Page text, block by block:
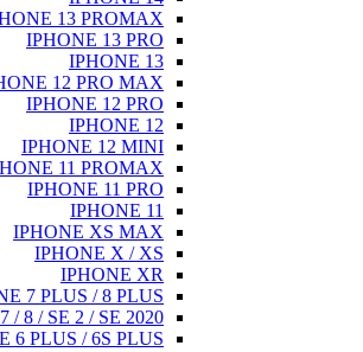
IPHONE 13 PROMAX
IPHONE 13 PRO
IPHONE 13
IPHONE 12 PRO MAX
IPHONE 12 PRO
IPHONE 12
IPHONE 12 MINI
IPHONE 11 PROMAX
IPHONE 11 PRO
IPHONE 11
IPHONE XS MAX
IPHONE X / XS
IPHONE XR
IPHONE 7 PLUS / 8 PLUS
IPHONE 7 / 8 / SE 2 / SE 2020
IPHONE 6 PLUS / 6S PLUS